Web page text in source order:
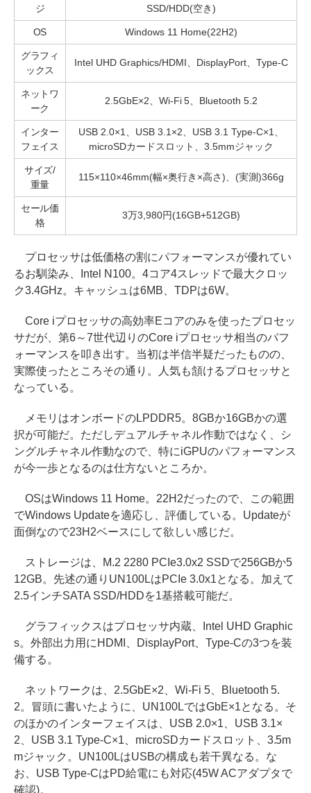
ジ
SSD/HDD(空き)
OS Windows 11 Home(22H2)
グラフィ
ックス
Intel UHD Graphics/HDMI、DisplayPort、Type-C
ネットワ
ーク
2.5GbE×2、Wi-Fi 5、Bluetooth 5.2
インター
フェイス
USB 2.0×1、USB 3.1×2、USB 3.1 Type-C×1、
microSDカードスロット、3.5mmジャック
サイズ/
重量
115×110×46mm(幅×奥行き×高さ)、(実測)366g
セール価
格
3万3,980円(16GB+512GB)
プロセッサは低価格の割にパフォーマンスが優れてい
るお馴染み、Intel N100。4コア4スレッドで最大クロッ
ク3.4GHz。キャッシュは6MB、TDPは6W。
Core iプロセッサの高効率Eコアのみを使ったプロセッ
サだが、第6～7世代辺りのCore iプロセッサ相当のパフ
ォーマンスを叩き出す。当初は半信半疑だったものの、
実際使ったところその通り。人気も頷けるプロセッサと
なっている。
メモリはオンボードのLPDDR5。8GBか16GBかの選
択が可能だ。ただしデュアルチャネル作動ではなく、シ
ングルチャネル作動なので、特にiGPUのパフォーマンス
が今一歩となるのは仕方ないところか。
OSはWindows 11 Home。22H2だったので、この範囲
でWindows Updateを適応し、評価している。Updateが
面倒なので23H2ベースにして欲しい感じだ。
ストレージは、M.2 2280 PCIe3.0x2 SSDで256GBか5
12GB。先述の通りUN100LはPCIe 3.0x1となる。加えて
2.5インチSATA SSD/HDDを1基搭載可能だ。
グラフィックスはプロセッサ内蔵、Intel UHD Graphic
s。外部出力用にHDMI、DisplayPort、Type-Cの3つを装
備する。
ネットワークは、2.5GbE×2、Wi-Fi 5、Bluetooth 5.
2。冒頭に書いたように、UN100LではGbE×1となる。そ
のほかのインターフェイスは、USB 2.0×1、USB 3.1×
2、USB 3.1 Type-C×1、microSDカードスロット、3.5m
mジャック。UN100LはUSBの構成も若干異なる。な
お、USB Type-CはPD給電にも対応(45W ACアダプタで
確認)。